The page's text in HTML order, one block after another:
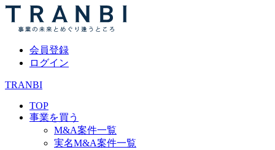
会員登録
ログイン
TRANBI
TOP
事業を買う
M&A案件一覧
実名M&A案件一覧